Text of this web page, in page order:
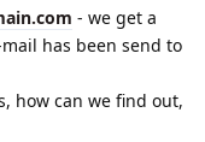
- we get a
has been send to
how can we find out,